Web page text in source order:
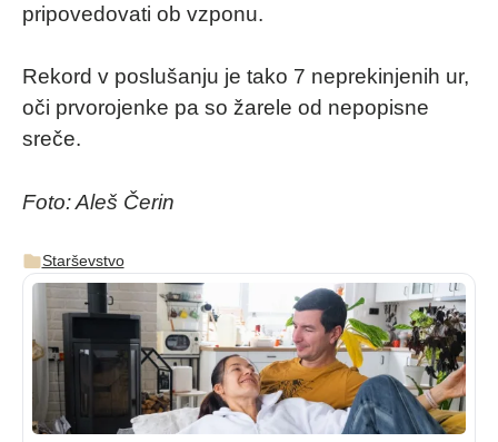
pripovedovati ob vzponu.
Rekord v poslušanju je tako 7 neprekinjenih ur,
oči prvorojenke pa so žarele od nepopisne
sreče.
Foto: Aleš Čerin
Starševstvo